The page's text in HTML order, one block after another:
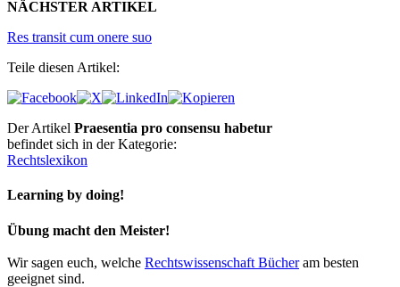
NÄCHSTER ARTIKEL
Res transit cum onere suo
Teile diesen Artikel:
Der Artikel Praesentia pro consensu habetur
befindet sich in der Kategorie:
Rechtslexikon
Learning by doing!
Übung macht den Meister!
Wir sagen euch, welche Rechtswissenschaft Bücheram besten
geeignet sind.